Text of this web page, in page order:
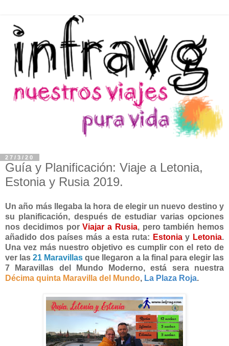
27/3/20
Guía y Planificación: Viaje a Letonia,
Estonia y Rusia 2019.
Un año más llegaba la hora de elegir un nuevo destino y
su planificación, después de estudiar varias opciones
nos decidimos porViajar a Rusia, pero también hemos
añadido dos países más a esta ruta: Estoniay Letonia.
Una vez más nuestro objetivo es cumplir con el reto de
ver las21 Maravillas que llegaron a la final para elegir las
7 Maravillas del Mundo Moderno, está sera nuestra
Décima quinta Maravilla del Mundo, La Plaza Roja.